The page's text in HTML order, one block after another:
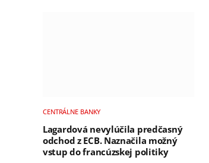
CENTRÁLNE BANKY
Lagardová nevylúčila predčasný
odchod z ECB. Naznačila možný
vstup do francúzskej politiky